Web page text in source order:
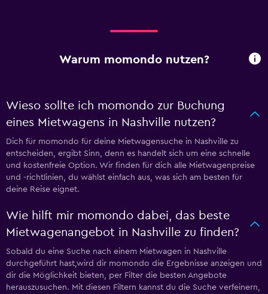
Warum momondo nutzen?
Wieso sollte ich momondo zur Buchung
eines Mietwagens in Nashville nutzen?
Dich für momondo für deine Mietwagensuche in Nashville zu
entscheiden, ergibt Sinn, denn es handelt sich um eine schnelle
und kostenfreie Option. Wir finden für dich alle Mietwagenpreise
und -richtlinien, du wählst einfach aus, was sich am besten für
deine Reise eignet.
Wie hilft mir momondo dabei, das beste
Mietwagenangebot in Nashville zu finden?
Sobald du eine Suche nach einem Mietwagen in Nashville
durchgeführt hast,wird dir momondo die Ergebnisse anzeigen und
dir die Möglichkeit bieten, per Filter die besten Angebote
herauszusuchen. Mit diesen Filtern kannst du die Suche verfeinern,